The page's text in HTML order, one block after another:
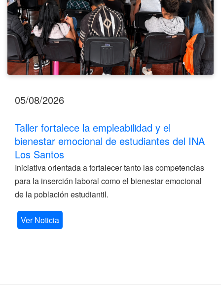
del
INA
Los
Santos
05/08/2026
Taller fortalece la empleabilidad y el
bienestar emocional de estudiantes del INA
Los Santos
Iniciativa orientada a fortalecer tanto las competencias
para la inserción laboral como el bienestar emocional
de la población estudiantil.
Ver Noticia